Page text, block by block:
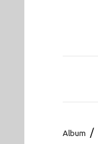
Album /